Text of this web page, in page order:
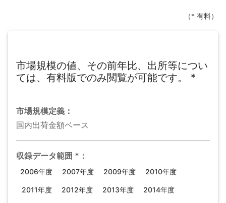
（* 有料）
市場規模の値、その前年比、出所等につい
ては、有料版でのみ閲覧が可能です。
*
市場規模定義：
国内出荷金額ベース
収録データ範囲 * ：
2006年度 2007年度 2009年度 2010年度
2011年度 2012年度 2013年度 2014年度